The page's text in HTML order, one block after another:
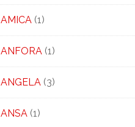
AMICA(1)
ANFORA(1)
ANGELA(3)
ANSA(1)